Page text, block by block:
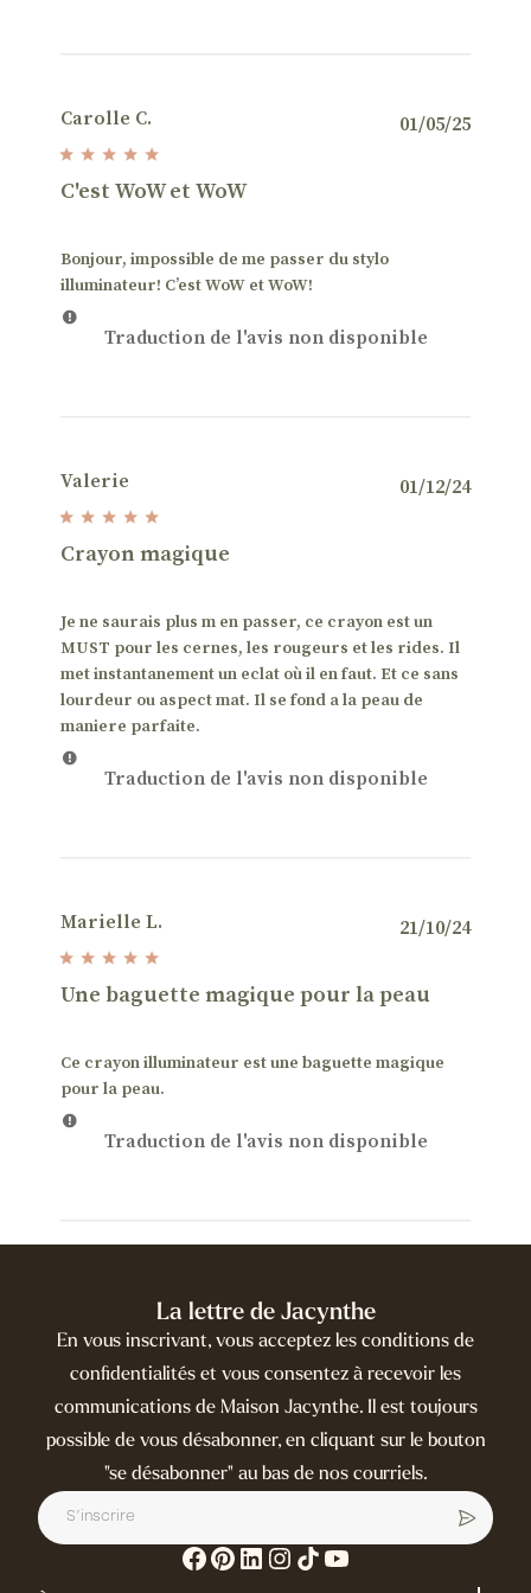
Carolle C.
C'est WoW et WoW
Bonjour, impossible de me passer du stylo
illuminateur! C’est WoW et WoW!
Traduction de l'avis non disponible
Date
01/05/25
Valerie
Crayon magique
Je ne saurais plus m en passer, ce crayon est un
MUST pour les cernes, les rougeurs et les rides. Il
met instantanement un eclat où il en faut. Et ce sans
lourdeur ou aspect mat. Il se fond a la peau de
maniere parfaite.
Traduction de l'avis non disponible
Date
01/12/24
Marielle L.
Une baguette magique pour la peau
Ce crayon illuminateur est une baguette magique
pour la peau.
Traduction de l'avis non disponible
Date
21/10/24
La lettre de Jacynthe
En vous inscrivant, vous acceptez les conditions de
confidentialités et vous consentez à recevoir les
communications de Maison Jacynthe. Il est toujours
possible de vous désabonner, en cliquant sur le bouton
"se désabonner" au bas de nos courriels.